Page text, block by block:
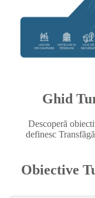
Ghid
Descoperă
definesc
Obiective